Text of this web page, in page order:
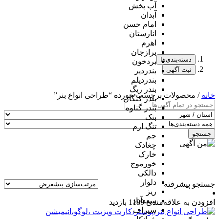
آب پخش
آبدان
امام حسن
انارستان
اهرم
برازجان
بردخون
بندردیر
بندردیلم
بندر ریگ
بندر کنگان
بندر گناوه
بنک
تنگ ارم
جم
چغادک
خارک
خورموج
دالکی
دلوار
ریز
سعدآباد
سیراف
دسته‌بندی‌ها
ثبت آگهی
خانه / محصولات برچسب خورده “طراحی انواع بنر”
جستجو
جستجو پیشرفته
افزودن به علاقه‌مندی 1189 بازدید